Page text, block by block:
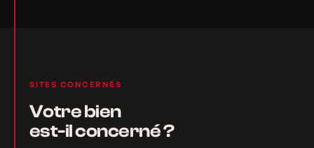
SITES CONCERNÉS
Votre bien
est-il concerné ?